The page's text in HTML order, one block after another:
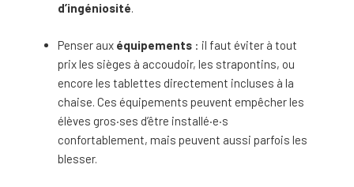
d’ingéniosité.
Penser aux équipements: il faut éviter à tout
prix les sièges à accoudoir, les strapontins, ou
encore les tablettes directement incluses à la
chaise. Ces équipements peuvent empêcher les
élèves gros·ses d’être installé·e·s
confortablement, mais peuvent aussi parfois les
blesser.